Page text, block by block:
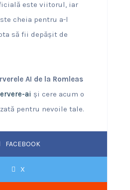
este viitorul, iar
cheia pentru a-l
să fii depășit de
AI de la Romleas
ai și cere acum o
pentru nevoile tale.
FACEBOOK
X